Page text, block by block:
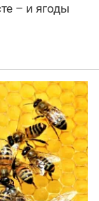
– и ягоды